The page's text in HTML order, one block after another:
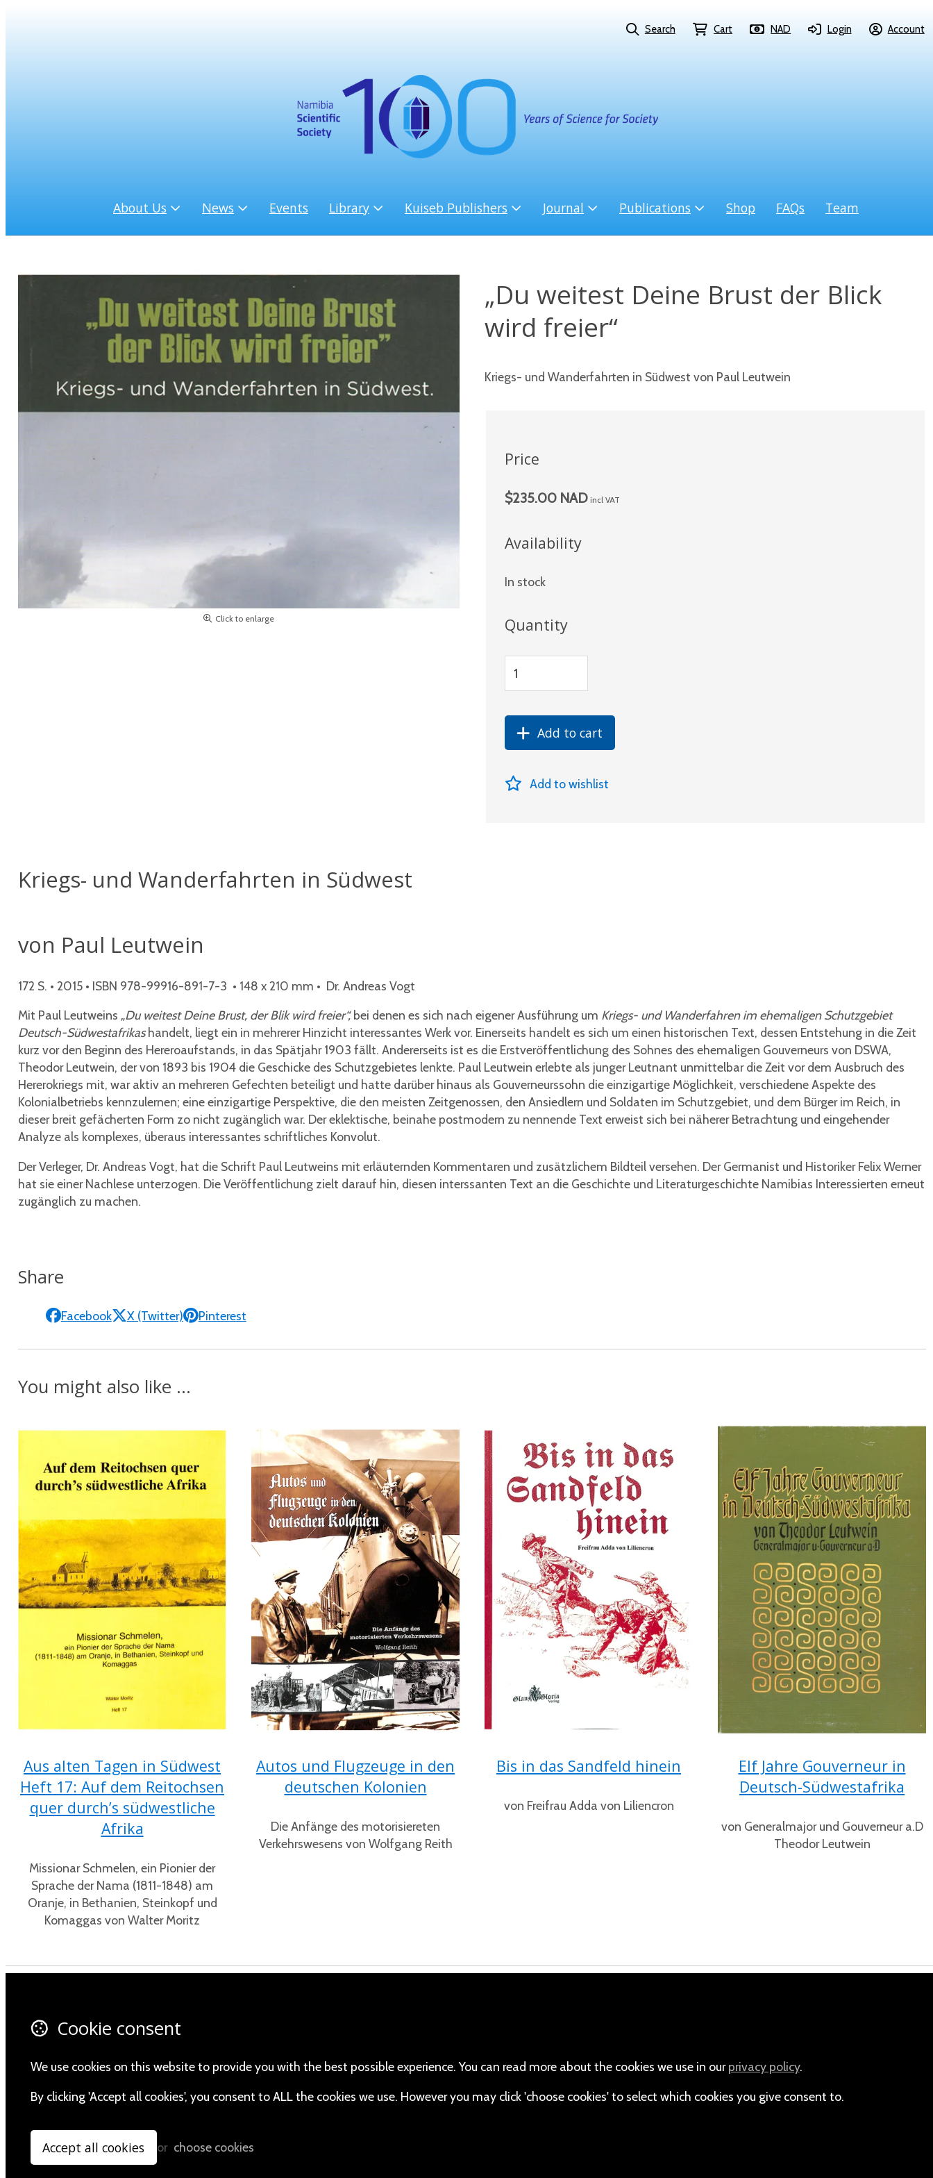
Search Cart NAD Login Account
About Us News Events Library Kuiseb Publishers Journal Publications Shop FAQs Team
Click to enlarge
„Du weitest Deine Brust der Blick
wird freier“
Kriegs- und Wanderfahrten in Südwest von Paul Leutwein
Price
$235.00 NAD incl VAT
Availability
In stock
Quantity
Add to cart
Add to wishlist
Kriegs- und Wanderfahrten in Südwest
von Paul Leutwein
172 S. • 2015 • ISBN 978-99916-891-7-3 • 148 x 210 mm • Dr. Andreas Vogt
Mit Paul Leutweins „Du weitest Deine Brust, der Blik wird freier“,bei denen es sich nach eigener Ausführung um Kriegs- und Wanderfahren im ehemaligen Schutzgebiet
Deutsch-Südwestafrikashandelt, liegt ein in mehrerer Hinzicht interessantes Werk vor. Einerseits handelt es sich um einen historischen Text, dessen Entstehung in die Zeit
kurz vor den Beginn des Hereroaufstands, in das Spätjahr 1903 fällt. Andererseits ist es die Erstveröffentlichung des Sohnes des ehemaligen Gouverneurs von DSWA,
Theodor Leutwein, der von 1893 bis 1904 die Geschicke des Schutzgebietes lenkte. Paul Leutwein erlebte als junger Leutnant unmittelbar die Zeit vor dem Ausbruch des
Hererokriegs mit, war aktiv an mehreren Gefechten beteiligt und hatte darüber hinaus als Gouverneurssohn die einzigartige Möglichkeit, verschiedene Aspekte des
Kolonialbetriebs kennzulernen; eine einzigartige Perspektive, die den meisten Zeitgenossen, den Ansiedlern und Soldaten im Schutzgebiet, und dem Bürger im Reich, in
dieser breit gefächerten Form zo nicht zugänglich war. Der eklektische, beinahe postmodern zu nennende Text erweist sich bei näherer Betrachtung und eingehender
Analyze als komplexes, überaus interessantes schriftliches Konvolut.
Der Verleger, Dr. Andreas Vogt, hat die Schrift Paul Leutweins mit erläuternden Kommentaren und zusätzlichem Bildteil versehen. Der Germanist und Historiker Felix Werner
hat sie einer Nachlese unterzogen. Die Veröffentlichung zielt darauf hin, diesen interssanten Text an die Geschichte und Literaturgeschichte Namibias Interessierten erneut
zugänglich zu machen.
Share
Facebook X (Twitter) Pinterest
You might also like ...
Aus alten Tagen in Südwest
Heft 17: Auf dem Reitochsen
quer durch’s südwestliche
Afrika
Missionar Schmelen, ein Pionier der
Sprache der Nama (1811-1848) am
Oranje, in Bethanien, Steinkopf und
Komaggas von Walter Moritz
Autos und Flugzeuge in den
deutschen Kolonien
Die Anfänge des motorisiereten
Verkehrswesens von Wolfgang Reith
Bis in das Sandfeld hinein
von Freifrau Adda von Liliencron
Elf Jahre Gouverneur in
Deutsch-Südwestafrika
von Generalmajor und Gouverneur a.D
Theodor Leutwein
About Us
Privacy Policy
Instagram
Namibia
© Copyright 2026 Namibia Scientific Society.
Cookie consent
We use cookies on this website to provide you with the best possible experience. You can read more about the cookies we use in ourprivacy policy.
By clicking 'Accept all cookies', you consent to ALL the cookies we use. However you may click 'choose cookies' to select which cookies you give consent to.
Accept all cookies or choose cookies